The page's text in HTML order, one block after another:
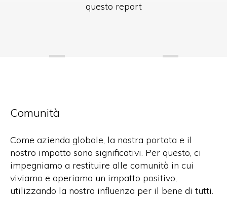
questo report
Comunità
Come azienda globale, la nostra portata e il
nostro impatto sono significativi. Per questo, ci
impegniamo a restituire alle comunità in cui
viviamo e operiamo un impatto positivo,
utilizzando la nostra influenza per il bene di tutti.